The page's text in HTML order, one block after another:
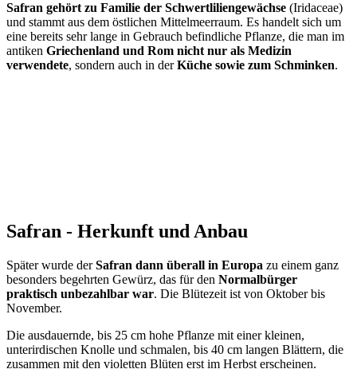
Safran gehört zu Familie der Schwertliliengewächse (Iridaceae)
und stammt aus dem östlichen Mittelmeerraum. Es handelt sich um
eine bereits sehr lange in Gebrauch befindliche Pflanze, die man im
antiken Griechenland und Rom nicht nur als Medizin
verwendete, sondern auch in derKüche sowie zum Schminken.
Safran - Herkunft und Anbau
Später wurde derSafran dann überall in Europa zu einem ganz
besonders begehrten Gewürz, das für den Normalbürger
praktisch unbezahlbar war. Die Blütezeit ist von Oktober bis
November.
Die ausdauernde, bis 25 cm hohe Pflanze mit einer kleinen,
unterirdischen Knolle und schmalen, bis 40 cm langen Blättern, die
zusammen mit den violetten Blüten erst im Herbst erscheinen.